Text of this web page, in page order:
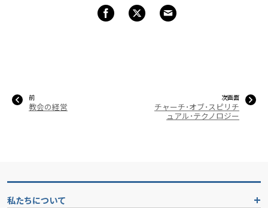
前
教会の経営
次画面
チャーチ･オブ･スピリチ
ュアル･テクノロジー
私たちについて